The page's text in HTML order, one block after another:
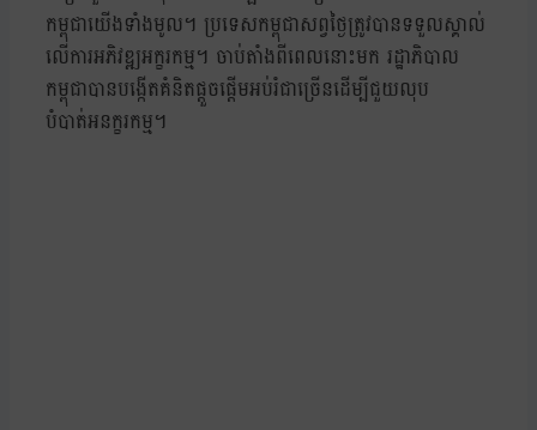
កម្ពុជាយើងទាំងមូល។ ប្រទេសកម្ពុជាសព្វថ្ងៃត្រូវបានទទួលស្គាល់
លើការអភិវឌ្ឍអក្ខរកម្ម។ ចាប់តាំងពីពេលនោះមក រដ្ឋាភិបាល
កម្ពុជាបានបង្កើតគំនិតផ្តួចផ្តើមអប់រំជាច្រើនដើម្បីជួយលុប
បំបាត់អនក្ខរកម្ម។